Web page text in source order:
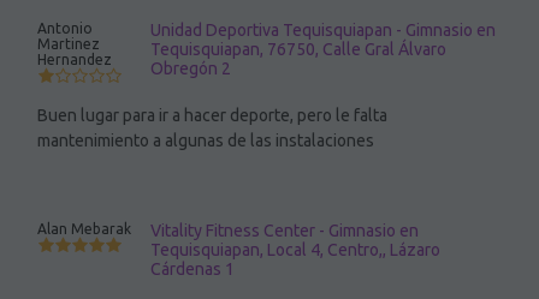
Antonio
Martinez
Hernandez
Unidad Deportiva Tequisquiapan - Gimnasio en
Tequisquiapan, 76750, Calle Gral Álvaro
Obregón 2
Buen lugar para ir a hacer deporte, pero le falta
mantenimiento a algunas de las instalaciones
Alan Mebarak
Vitality Fitness Center - Gimnasio en
Tequisquiapan, Local 4, Centro,, Lázaro
Cárdenas 1